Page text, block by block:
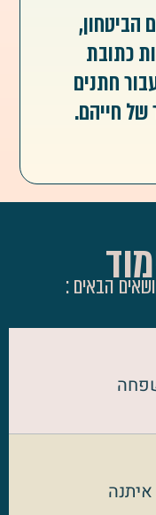
כתובת
חתנים
של חייהם.
הבאים :
איתנה